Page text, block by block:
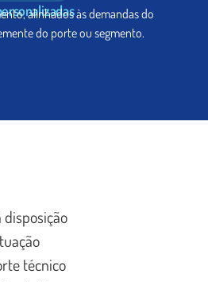
alinhados às demandas do
do porte ou segmento.
técnico